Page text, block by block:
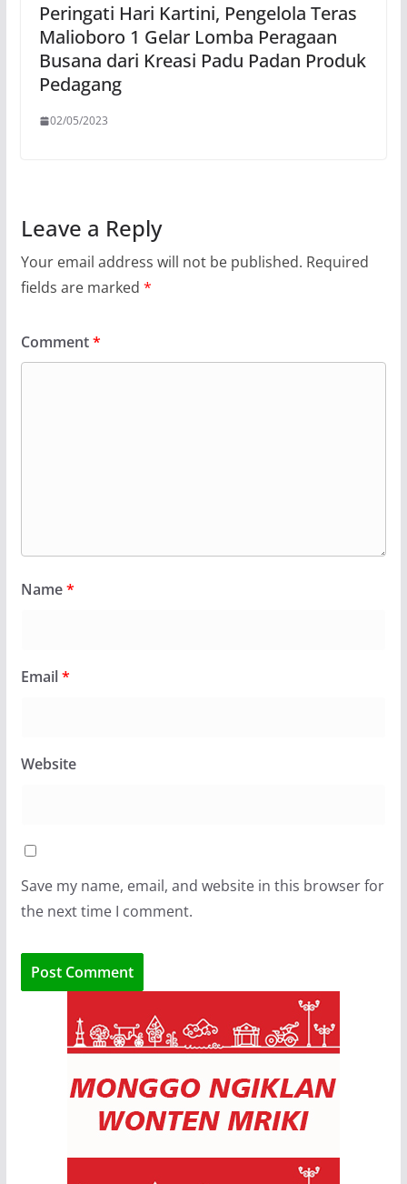
Peringati Hari Kartini, Pengelola Teras
Malioboro 1 Gelar Lomba Peragaan
Busana dari Kreasi Padu Padan Produk
Pedagang
02/05/2023
Leave a Reply
Your email address will not be published. Required
fields are marked *
Comment*
Name*
Email*
Website
Save my name, email, and website in this browser for
the next time I comment.